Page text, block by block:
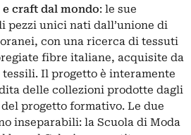
craft dal mondo: le sue
pezzi unici nati dall’unione di
con una ricerca di tessuti
fibre italiane, acquisite da
Il progetto è interamente
delle collezioni prodotte dagli
progetto formativo. Le due
inseparabili: la Scuola di Moda